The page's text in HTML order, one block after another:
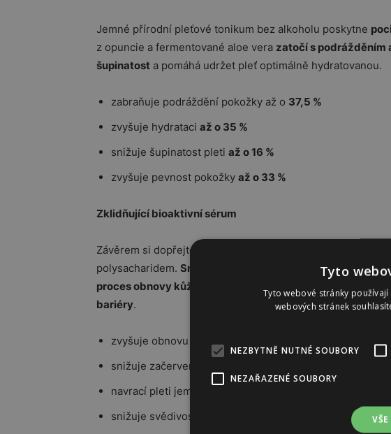
Jemné přírodní pleťové tonikum bez alkoholu poskytne
z opuncie a fermentované aloe vera zatočí s podrážděním
šupinatost a pomáhá udržet pleť optimálně hydratovanou.
zabraňuje podráždění pokožky až o 37,5 %
zvyšuje hydrataci až o 35 %
snižuje šupinatost pleti až o 16 %
zvyšuje pevnost pokožky až o 33 %
Zklidňující bioaktivní sérum
Závěrem si dopřejte intenzivní ochranné sérum s
polysacharidem. Snižuje reaktivitu kůže a redukuje
proces obnovy kůže
. Přispívá k zachování zdravého
bariéry.
zvyšuje obnovu kožních buněk
snižuje začervenání pleti
navrací pleti jemnost a hebkost
snižuje svědivost pokožky
Tyto
Tyto webové stránky
webových stránek
NEZBYTNĚ NUTNÉ SOUBORY
NEZAŘAZENÉ SOUBORY